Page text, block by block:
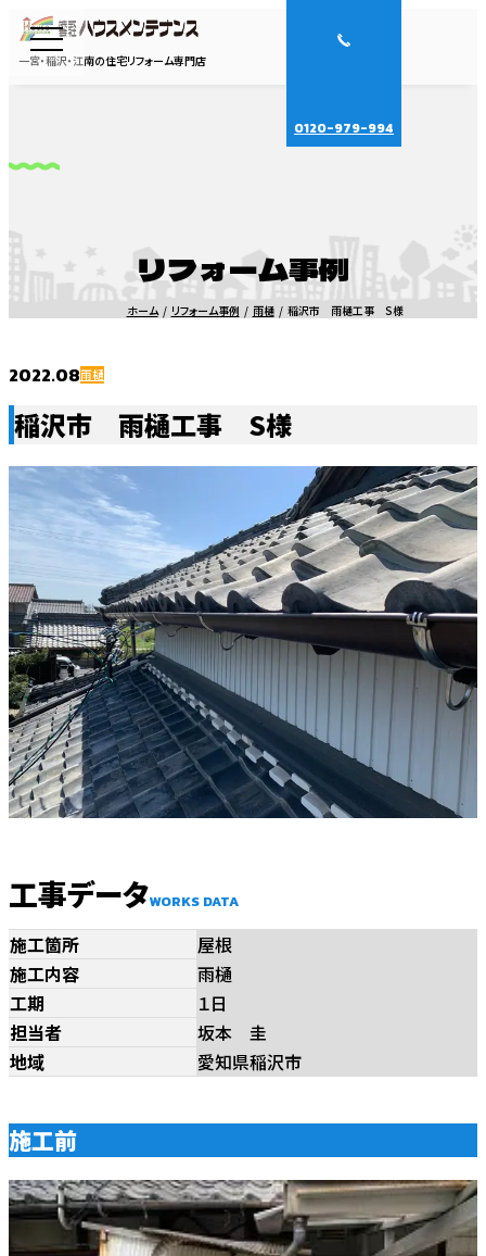
一宮・稲沢・江南の住宅リフォーム専門店
0120-979-994
リフォーム事例
ホーム リフォーム事例 雨樋 稲沢市 雨樋工事 S様
2022.08雨樋
稲沢市 雨樋工事 S様
工事データWORKS DATA
施工箇所
屋根
施工内容
雨樋
工期
１日
担当者
坂本 圭
地域
愛知県稲沢市
施工前